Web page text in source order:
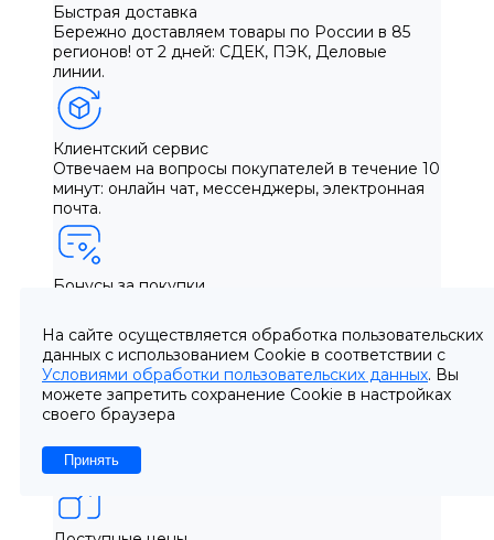
Быстрая доставка
Бережно доставляем товары по России в 85
регионов! от 2 дней: СДЕК, ПЭК, Деловые
линии.
Клиентский сервис
Отвечаем на вопросы покупателей в течение 10
минут: онлайн чат, мессенджеры, электронная
почта.
Бонусы за покупки
Выгода при покупке до 30%.
Гарантия качества
Соответствуем требованиям и стандартам
сертифицирована.
На сайте осуществляется обработка пользовательских
данных с использованием Cookie в соответствии с
Условиями обработки пользовательских данных. Вы
можете запретить сохранение Cookie в настройках
своего браузера
Принять